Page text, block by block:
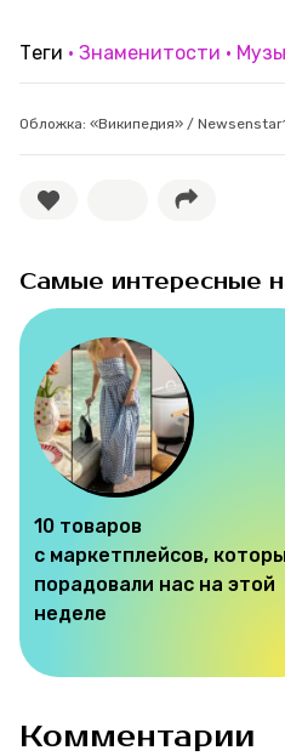
Теги Знаменитости
Обложка: «Википедия» /
Самые интересные
10 товаров
с маркетплейсов,
порадовали нас на этой
неделе
Комментарии